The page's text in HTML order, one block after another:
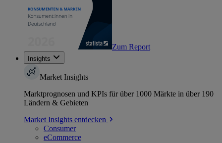
Zum Report
Insights
Market Insights
Marktprognosen und KPIs für über 1000 Märkte in über 190
Ländern & Gebieten
Market Insights entdecken
Consumer
eCommerce